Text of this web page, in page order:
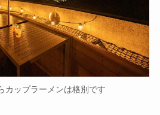
カップラーメンは格別です